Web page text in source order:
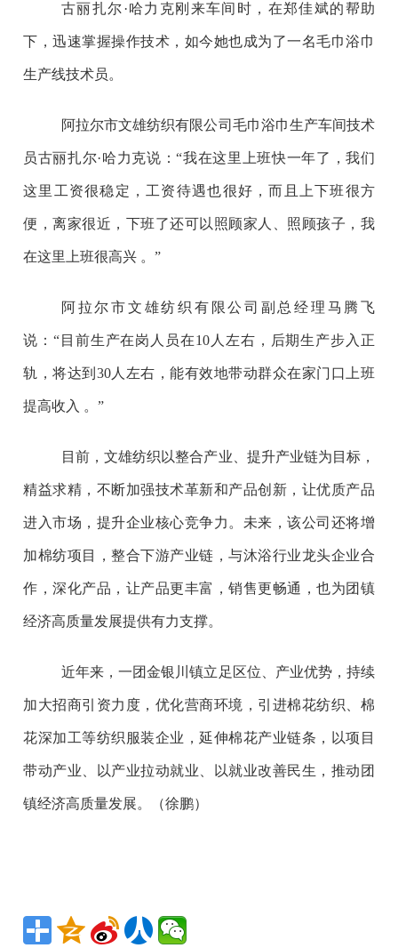
古丽扎尔·哈力克刚来车间时，在郑佳斌的帮助
下，迅速掌握操作技术，如今她也成为了一名毛巾浴巾
生产线技术员。
阿拉尔市文雄纺织有限公司毛巾浴巾生产车间技术
员古丽扎尔·哈力克说：“我在这里上班快一年了，我们
这里工资很稳定，工资待遇也很好，而且上下班很方
便，离家很近，下班了还可以照顾家人、照顾孩子，我
在这里上班很高兴 。”
阿拉尔市文雄纺织有限公司副总经理马腾飞
说： “目前生产在岗人员在10人左右，后期生产步入正
轨，将达到 30人左右，能有效地带动群众在家门口上班
提高收入 。”
目前，文雄纺织以整合产业、提升产业链为目标，
精益求精，不断加强技术革新和产品创新，让优质产品
进入市场，提升企业核心竞争力。未来，该公司还将增
加棉纺项目，整合下游产业链，与沐浴行业龙头企业合
作，深化产品，让产品更丰富，销售更畅通，也为团镇
经济高质量发展提供有力支撑。
近年来，一团金银川镇立足区位、产业优势，持续
加大招商引资力度，优化营商环境，引进棉花纺织、棉
花深加工等纺织服装企业，延伸棉花产业链条，以项目
带动产业、以产业拉动就业、以就业改善民生，推动团
镇经济高质量发展。（徐鹏）